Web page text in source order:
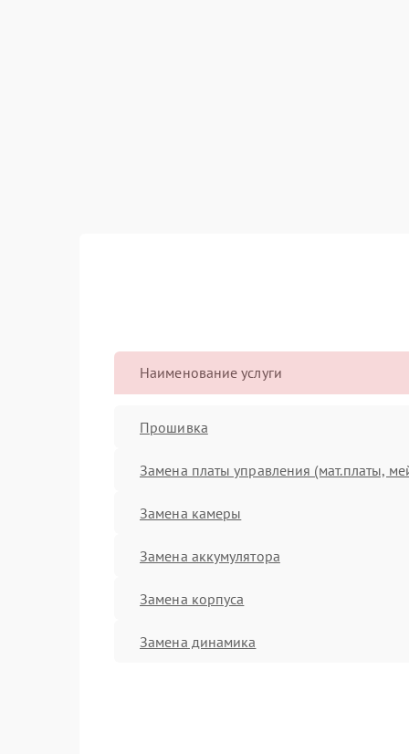
Наименование услуги
Прошивка
Замена платы управления (мат.платы,
Замена камеры
Замена аккумулятора
Замена корпуса
Замена динамика